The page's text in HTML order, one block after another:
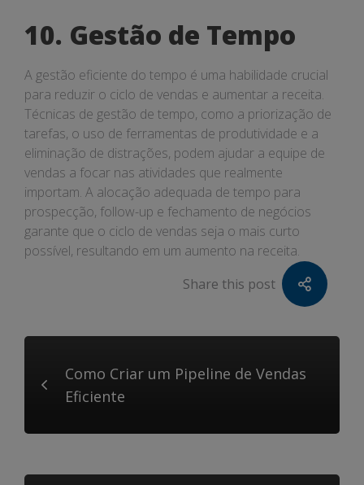
10. Gestão de Tempo
A gestão eficiente do tempo é uma habilidade crucial
para reduzir o ciclo de vendas e aumentar a receita.
Técnicas de gestão de tempo, como a priorização de
tarefas, o uso de ferramentas de produtividade e a
eliminação de distrações, podem ajudar a equipe de
vendas a focar nas atividades que realmente
importam. A alocação adequada de tempo para
prospecção, follow-up e fechamento de negócios
garante que o ciclo de vendas seja o mais curto
possível, resultando em um aumento na receita.
Share this post
Como Criar um Pipeline de Vendas
Eficiente